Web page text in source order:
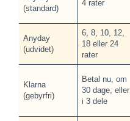
(standard)
4 rater
Anyday
(udvidet)
6, 8, 10, 12,
18 eller 24
rater
Klarna
(gebyrfri)
Betal nu, om
30 dage, eller
i 3 dele